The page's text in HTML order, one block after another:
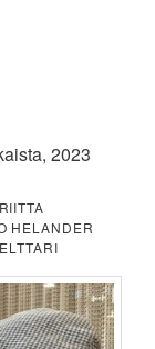
2023
HELANDER